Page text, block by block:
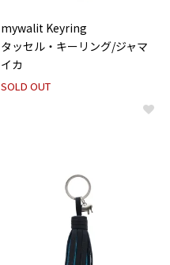
mywalit Keyring
タッセル・キーリング/ジャマ
イカ
SOLD OUT